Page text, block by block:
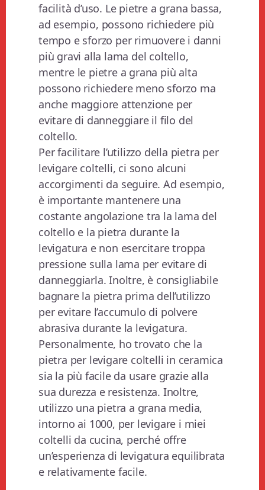
facilità d’uso. Le pietre a grana bassa,
ad esempio, possono richiedere più
tempo e sforzo per rimuovere i danni
più gravi alla lama del coltello,
mentre le pietre a grana più alta
possono richiedere meno sforzo ma
anche maggiore attenzione per
evitare di danneggiare il filo del
coltello.
Per facilitare l’utilizzo della pietra per
levigare coltelli, ci sono alcuni
accorgimenti da seguire. Ad esempio,
è importante mantenere una
costante angolazione tra la lama del
coltello e la pietra durante la
levigatura e non esercitare troppa
pressione sulla lama per evitare di
danneggiarla. Inoltre, è consigliabile
bagnare la pietra prima dell’utilizzo
per evitare l’accumulo di polvere
abrasiva durante la levigatura.
Personalmente, ho trovato che la
pietra per levigare coltelli in ceramica
sia la più facile da usare grazie alla
sua durezza e resistenza. Inoltre,
utilizzo una pietra a grana media,
intorno ai 1000, per levigare i miei
coltelli da cucina, perché offre
un’esperienza di levigatura equilibrata
e relativamente facile.